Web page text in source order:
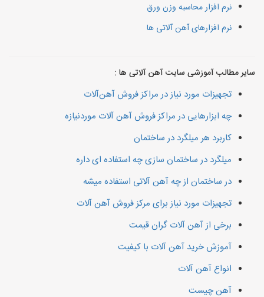
نرم افزار محاسبه وزن ورق
نرم افزارهای آهن آلاتی ها
سایر مطالب آموزشی سایت آهن آلاتی ها :
تجهیزات مورد نیاز در مراکز فروش آهن‌آلات
چه ابزارهایی در مراکز فروش آهن آلات موردنیازه
کاربرد هر میلگرد در ساختمان
میلگرد در ساختمان سازی چه استفاده ای داره
در ساختمان از چه آهن آلاتی استفاده میشه
تجهیزات مورد نیاز برای مرکز فروش آهن آلات
برخی از آهن آلات گران قیمت
آموزش خرید آهن آلات با کیفیت
انواع آهن آلات
آهن چیست